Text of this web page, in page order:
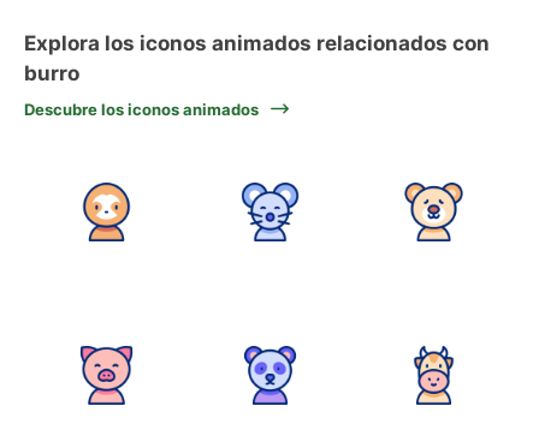
Explora los iconos animados relacionados con
burro
Descubre los iconos animados